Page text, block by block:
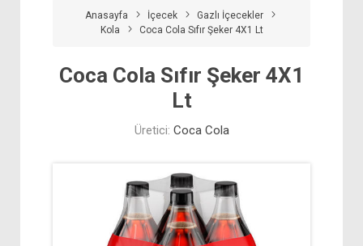
Anasayfa İçecek
Gazlı İçecekler
Kola
Coca Cola Sıfır Şeker 4X1 Lt
Coca Cola Sıfır Şeker 4X1
Lt
Üretici: Coca Cola